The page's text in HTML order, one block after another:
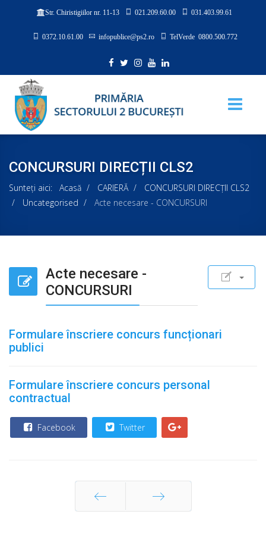
Str. Chiristigiilor nr. 11-13 021.209.60.00 031.403.99.61
0372.10.61.00 infopublice@ps2.ro TelVerde 0800.500.772
CONCURSURI DIRECȚII CLS2
Sunteți aici: Acasă CARIERĂ
CONCURSURI DIRECȚII CLS2
Uncategorised
Acte necesare - CONCURSURI
Acte necesare -
CONCURSURI
Formulare înscriere concurs funcționari
publici
Formulare înscriere concurs personal
contractual
Facebook Twitter